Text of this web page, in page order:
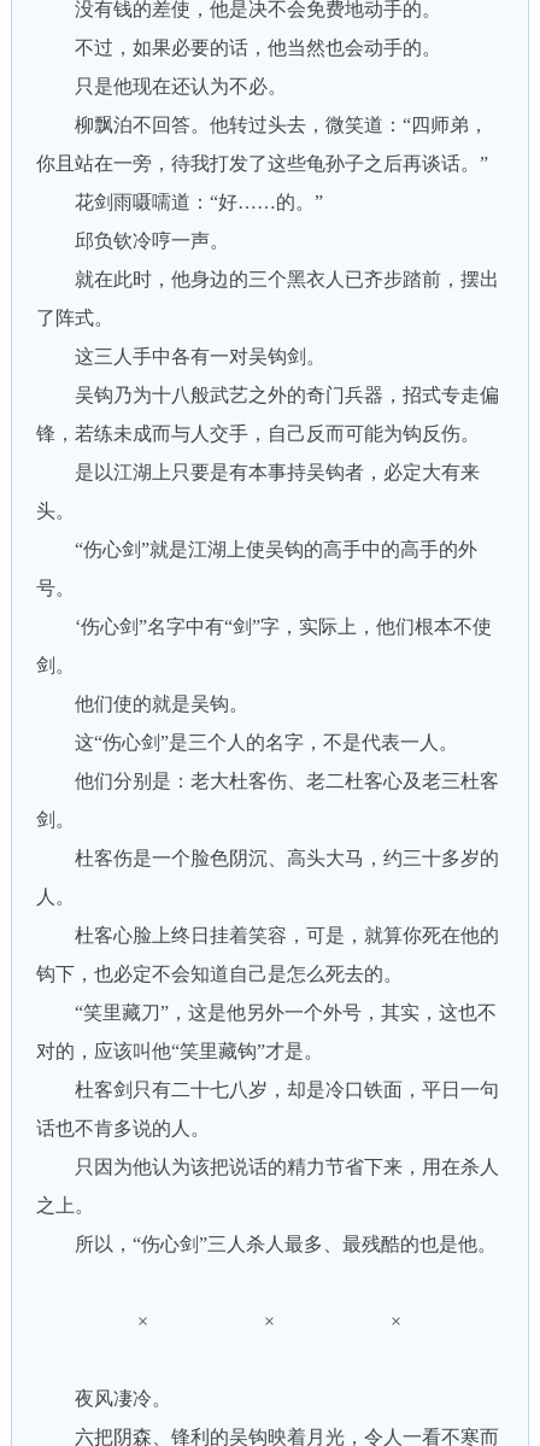
没有钱的差使，他是决不会免费地动手的。
不过，如果必要的话，他当然也会动手的。
只是他现在还认为不必。
柳飘泊不回答。他转过头去，微笑道：“四师弟，
你且站在一旁，待我打发了这些龟孙子之后再谈话。”
花剑雨嗫嚅道：“好……的。”
邱负钦冷哼一声。
就在此时，他身边的三个黑衣人已齐步踏前，摆出
了阵式。
这三人手中各有一对吴钩剑。
吴钩乃为十八般武艺之外的奇门兵器，招式专走偏
锋，若练未成而与人交手，自己反而可能为钩反伤。
是以江湖上只要是有本事持吴钩者，必定大有来
头。
“伤心剑”就是江湖上使吴钩的高手中的高手的外
号。
‘伤心剑”名字中有“剑”字，实际上，他们根本不使
剑。
他们使的就是吴钩。
这“伤心剑”是三个人的名字，不是代表一人。
他们分别是：老大杜客伤、老二杜客心及老三杜客
剑。
杜客伤是一个脸色阴沉、高头大马，约三十多岁的
人。
杜客心脸上终日挂着笑容，可是，就算你死在他的
钩下，也必定不会知道自己是怎么死去的。
“笑里藏刀”，这是他另外一个外号，其实，这也不
对的，应该叫他“笑里藏钩”才是。
杜客剑只有二十七八岁，却是冷口铁面，平日一句
话也不肯多说的人。
只因为他认为该把说话的精力节省下来，用在杀人
之上。
所以，“伤心剑”三人杀人最多、最残酷的也是他。
× × ×
夜风凄冷。
六把阴森、锋利的吴钩映着月光，令人一看不寒而